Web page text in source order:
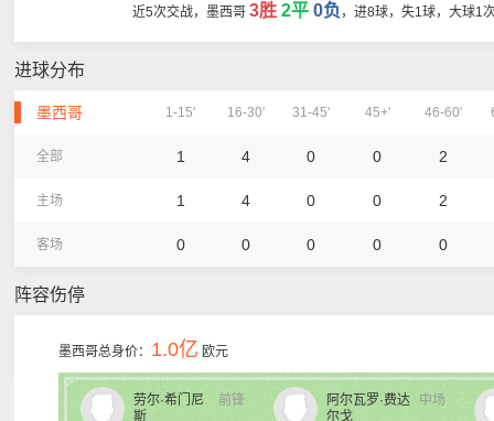
近5次交战，墨西哥 3胜 2平 0负 ，进8球，失1球，大球1
进球分布
墨西哥 1-15' 16-30' 31-45' 45+' 46-60'
全部 1 4 0 0 2
主场 1 4 0 0 2
客场 0 0 0 0 0
阵容伤停
墨西哥总身价： 1.0亿 欧元
前锋
劳尔·希门尼
斯
中场
阿尔瓦罗·费达
尔戈